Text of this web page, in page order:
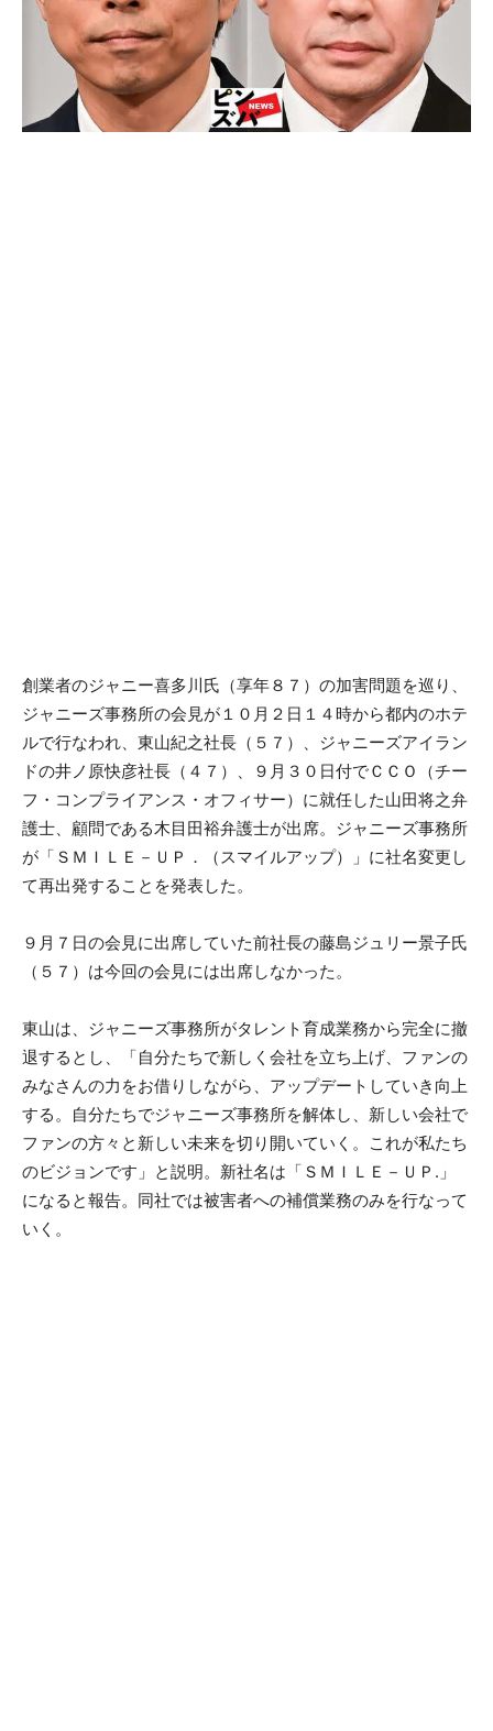
創業者のジャニー喜多川氏（享年８７）の加害問題を巡り、
ジャニーズ事務所の会見が１０月２日１４時から都内のホテ
ルで行なわれ、東山紀之社長（５７）、ジャニーズアイラン
ドの井ノ原快彦社長（４７）、９月３０日付でＣＣＯ（チー
フ・コンプライアンス・オフィサー）に就任した山田将之弁
護士、顧問である木目田裕弁護士が出席。ジャニーズ事務所
が「ＳＭＩＬＥ－ＵＰ．（スマイルアップ）」に社名変更し
て再出発することを発表した。
９月７日の会見に出席していた前社長の藤島ジュリー景子氏
（５７）は今回の会見には出席しなかった。
東山は、ジャニーズ事務所がタレント育成業務から完全に撤
退するとし、「自分たちで新しく会社を立ち上げ、ファンの
みなさんの力をお借りしながら、アップデートしていき向上
する。自分たちでジャニーズ事務所を解体し、新しい会社で
ファンの方々と新しい未来を切り開いていく。これが私たち
のビジョンです」と説明。新社名は「ＳＭＩＬＥ－ＵＰ.」
になると報告。同社では被害者への補償業務のみを行なって
いく。